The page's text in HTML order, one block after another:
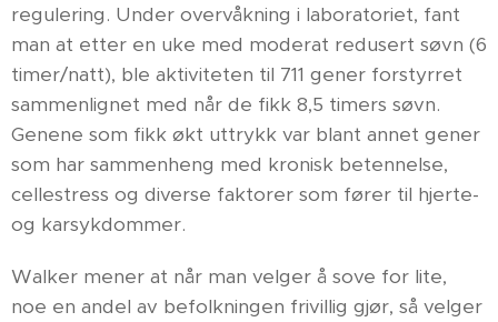
regulering. Under overvåkning i laboratoriet, fant
man at etter en uke med moderat redusert søvn (6
timer/natt), ble aktiviteten til 711 gener forstyrret
sammenlignet med når de fikk 8,5 timers søvn.
Genene som fikk økt uttrykk var blant annet gener
som har sammenheng med kronisk betennelse,
cellestress og diverse faktorer som fører til hjerte-
og karsykdommer.
Walker mener at når man velger å sove for lite,
noe en andel av befolkningen frivillig gjør, så velger